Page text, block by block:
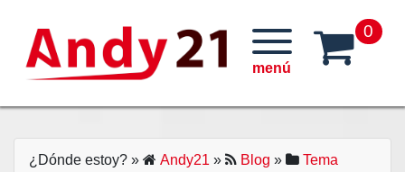
content
0
¿Dónde estoy? » Andy21 » Blog »
Tema